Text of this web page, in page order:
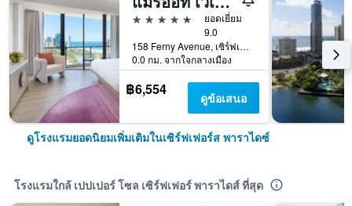
5 ดาว
ยอดเยี่ยม
9.0
158 Ferny Avenue, เซิร์ฟเฟอร์ส พาราไดซ์, QLD, ออสเตรเลีย
0.0 กม. จากใจกลางเมือง
฿6,554 ดูข้อเสนอ
ดูโรงแรมยอดนิยมเพิ่มเติมในเซิร์ฟเฟอร์ส พาราไดซ์
โรงแรมใกล้ เปปเปอร์ โซล เซิร์ฟเฟอร์ พาราไดส์ ที่สุด